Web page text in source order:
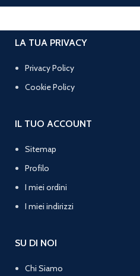
LA TUA PRIVACY
Privacy Policy
Cookie Policy
IL TUO ACCOUNT
Sitemap
Profilo
I miei ordini
I miei indirizzi
SU DI NOI
Chi Siamo